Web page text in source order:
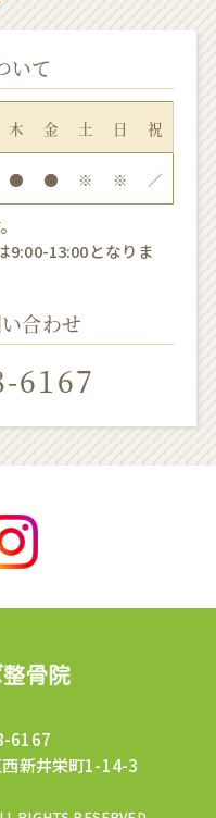
いて
木 金 土 日 祝
● ● ※ ※ ／
9:00-13:00となりま
合わせ
6167
6167
新井栄町1-14-3